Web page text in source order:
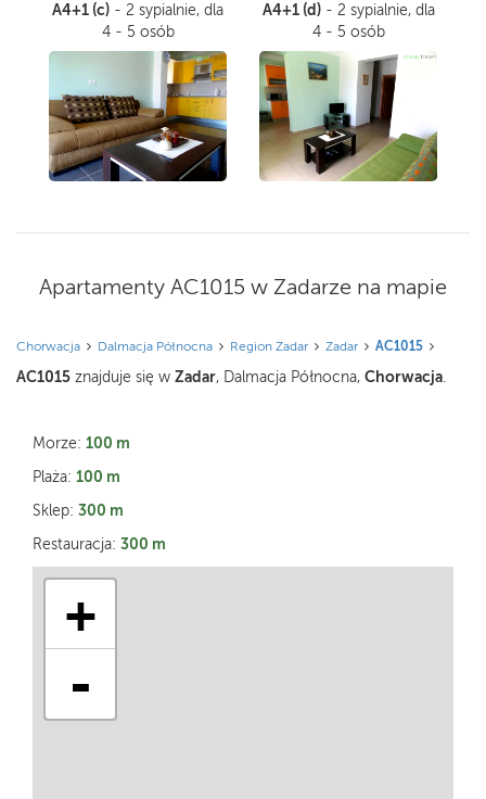
A4+1 (c) - 2 sypialnie, dla
4 - 5 osób
A4+1 (d)- 2 sypialnie, dla
4 - 5 osób
Apartamenty AC1015 w Zadarze na mapie
Chorwacja Dalmacja Północna Region Zadar Zadar AC1015
AC1015 znajduje się w Zadar, Dalmacja Północna, Chorwacja
Morze: 100 m
Plaża: 100 m
Sklep: 300 m
Restauracja: 300 m
+
-